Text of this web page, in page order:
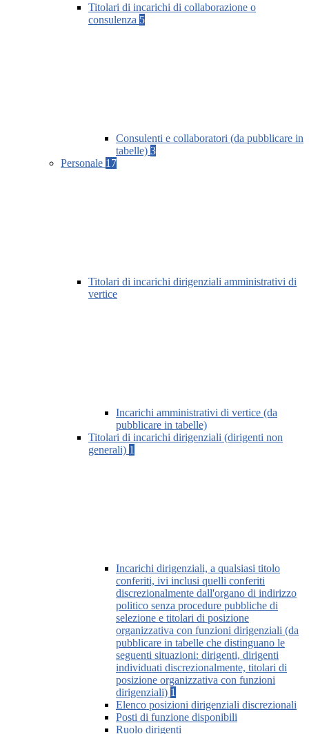
Titolari di incarichi di collaborazione o
consulenza 5
Consulenti e collaboratori (da pubblicare in
tabelle) 3
Personale 17
Titolari di incarichi dirigenziali amministrativi di
vertice
Incarichi amministrativi di vertice (da
pubblicare in tabelle)
Titolari di incarichi dirigenziali (dirigenti non
generali) 1
Incarichi dirigenziali, a qualsiasi titolo
conferiti, ivi inclusi quelli conferiti
discrezionalmente dall'organo di indirizzo
politico senza procedure pubbliche di
selezione e titolari di posizione
organizzativa con funzioni dirigenziali (da
pubblicare in tabelle che distinguano le
seguenti situazioni: dirigenti, dirigenti
individuati discrezionalmente, titolari di
posizione organizzativa con funzioni
dirigenziali) 1
Elenco posizioni dirigenziali discrezionali
Posti di funzione disponibili
Ruolo dirigenti